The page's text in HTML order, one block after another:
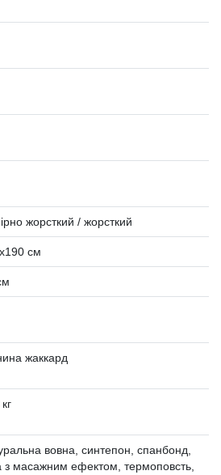
жорсткий / жорсткий
см
жаккард
вовна, синтепон, спанбонд,
з масажним ефектом, термоповсть,